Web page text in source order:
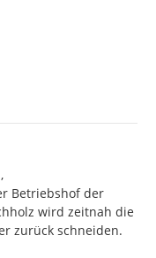
Betriebshof der
wird zeitnah die
zurück schneiden.